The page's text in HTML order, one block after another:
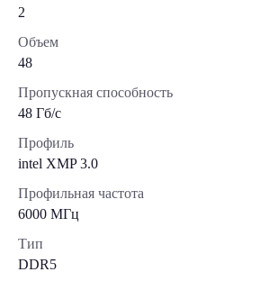
2
Объем
48
Пропускная способность
48 Гб/с
Профиль
intel XMP 3.0
Профильная частота
6000 МГц
Тип
DDR5